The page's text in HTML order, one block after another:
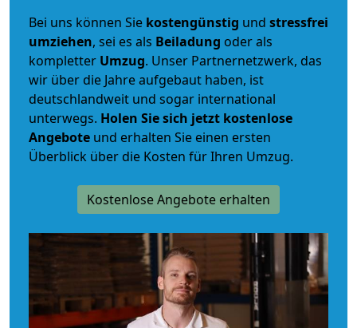
Bei uns können Sie kostengünstig und stressfrei
umziehen, sei es als Beiladung oder als
kompletter Umzug. Unser Partnernetzwerk, das
wir über die Jahre aufgebaut haben, ist
deutschlandweit und sogar international
unterwegs. Holen Sie sich jetzt kostenlose
Angebote und erhalten Sie einen ersten
Überblick über die Kosten für Ihren Umzug.
Kostenlose Angebote erhalten